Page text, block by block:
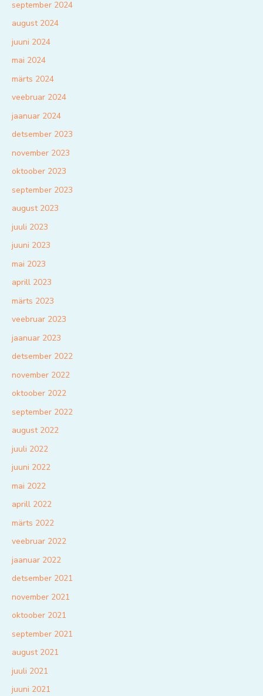
september 2024
august 2024
juuni 2024
mai 2024
märts 2024
veebruar 2024
jaanuar 2024
detsember 2023
november 2023
oktoober 2023
september 2023
august 2023
juuli 2023
juuni 2023
mai 2023
aprill 2023
märts 2023
veebruar 2023
jaanuar 2023
detsember 2022
november 2022
oktoober 2022
september 2022
august 2022
juuli 2022
juuni 2022
mai 2022
aprill 2022
märts 2022
veebruar 2022
jaanuar 2022
detsember 2021
november 2021
oktoober 2021
september 2021
august 2021
juuli 2021
juuni 2021